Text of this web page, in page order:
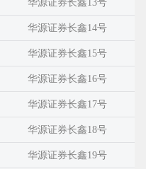
华源证券长鑫13号
华源证券长鑫14号
华源证券长鑫15号
华源证券长鑫16号
华源证券长鑫17号
华源证券长鑫18号
华源证券长鑫19号